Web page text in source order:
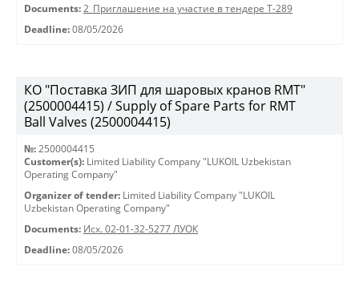
Documents: 2_Приглашение на участие в тендере Т-289
Deadline: 08/05/2026
КО "Поставка ЗИП для шаровых кранов RMT"
(2500004415) / Supply of Spare Parts for RMT
Ball Valves (2500004415)
№: 2500004415
Customer(s): Limited Liability Company "LUKOIL Uzbekistan
Operating Company"
Organizer of tender: Limited Liability Company "LUKOIL
Uzbekistan Operating Company"
Documents: Исх. 02-01-32-5277 ЛУОК
Deadline: 08/05/2026